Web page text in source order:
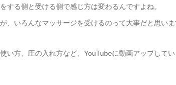
する側と受ける側で感じ方は変わるんですよね。
、いろんなマッサージを受けるのって大事だと思いま
い方、圧の入れ方など、YouTubeに動画アップしてい